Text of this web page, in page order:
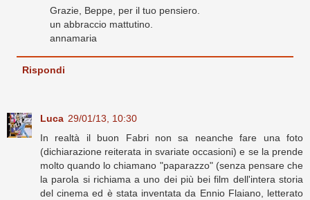
Grazie, Beppe, per il tuo pensiero.
un abbraccio mattutino.
annamaria
Rispondi
Luca 29/01/13, 10:30
In realtà il buon Fabri non sa neanche fare una foto
(dichiarazione reiterata in svariate occasioni) e se la prende
molto quando lo chiamano "paparazzo" (senza pensare che
la parola si richiama a uno dei più bei film dell'intera storia
del cinema ed è stata inventata da Ennio Flaiano, letterato